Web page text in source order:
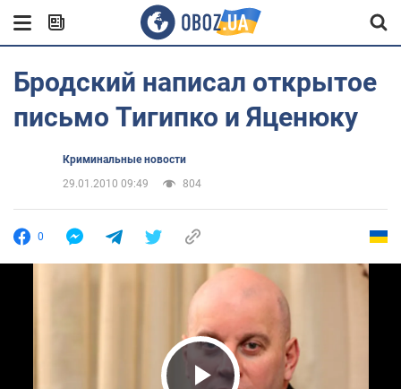
Бродский написал открытое
письмо Тигипко и Яценюку
Криминальные новости
29.01.2010 09:49
804
0